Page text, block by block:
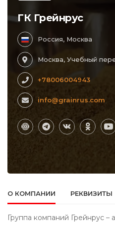
ГК Грейнрус
Россия, Москва
Москва, Учебный
+78006004943
info@grainrus.com
О КОМПАНИИ РЕКВИЗИТЫ
Группа компаний Грейнрус